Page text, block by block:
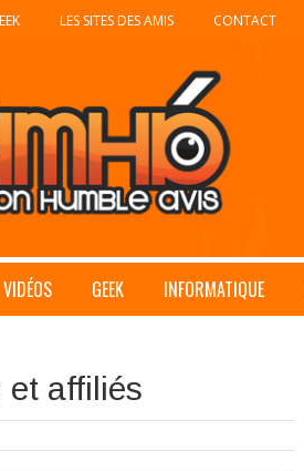
LES SITES DES AMIS CONTACT
VIDÉOS GEEK INFORMATIQUE
et affiliés